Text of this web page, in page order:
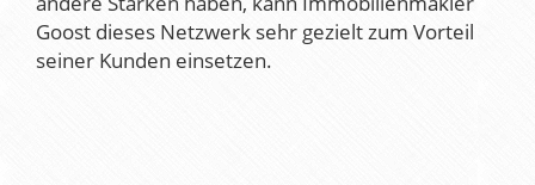
Goost dieses Netzwerk sehr gezielt zum Vorteil
seiner Kunden einsetzen.